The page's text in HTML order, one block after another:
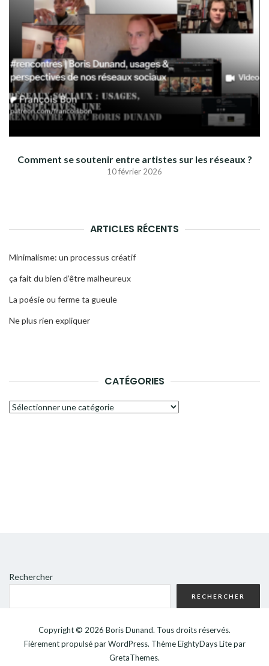
Comment se soutenir entre artistes sur les réseaux ?
10 février 2026
ARTICLES RÉCENTS
Minimalisme: un processus créatif
ça fait du bien d’être malheureux
La poésie ou ferme ta gueule
Ne plus rien expliquer
CATÉGORIES
Catégories
Rechercher
RECHERCHER
Copyright © 2026 Boris Dunand. Tous droits réservés.
Fièrement propulsé parWordPress. ThèmeEightyDays Litepar
GretaThemes.